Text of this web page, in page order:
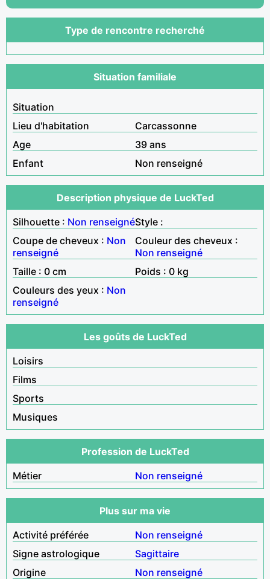
Type de rencontre recherché
Situation familiale
Situation
Lieu d'habitation
Carcassonne
Age
39 ans
Enfant
Non renseigné
Description physique de LuckTed
Silhouette : Non renseignéStyle :
Coupe de cheveux : Non
renseigné
Couleur des cheveux :
Non renseigné
Taille : 0 cm
Poids : 0 kg
Couleurs des yeux : Non
renseigné
Les goûts de LuckTed
Loisirs
Films
Sports
Musiques
Profession de LuckTed
Métier
Non renseigné
Plus sur ma vie
Activité préférée
Non renseigné
Signe astrologique
Sagittaire
Origine
Non renseigné